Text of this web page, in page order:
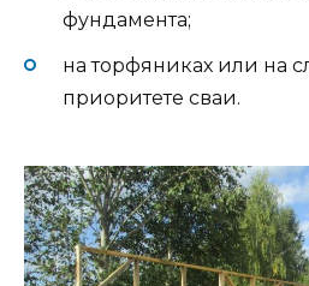
фундамента;
на торфяниках или на
приоритете сваи.